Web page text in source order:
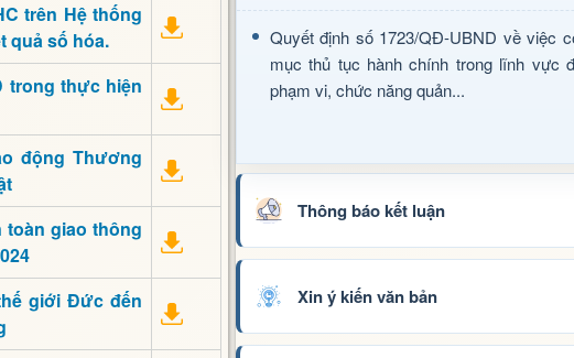
trên Hệ thống
quả số hóa.
trong thực hiện
động Thương
giao thông
giới Đức đến
Quyết định số 1723/QĐ-UBND về việc
mục thủ tục hành chính trong lĩnh vực
phạm vi, chức năng quản...
Thông báo kết luận
Xin ý kiến văn bản